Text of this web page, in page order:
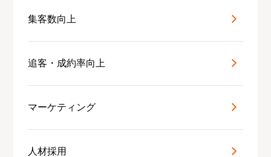
集客数向上
追客・成約率向上
マーケティング
人材採用